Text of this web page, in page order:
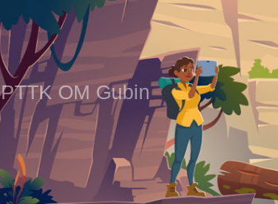
PTTK OM Gubin